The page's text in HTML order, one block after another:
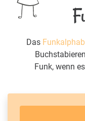
Das
Funk, wenn